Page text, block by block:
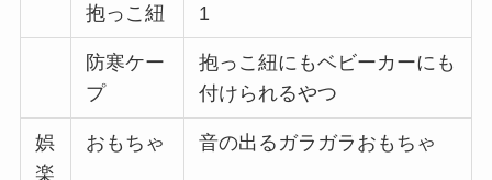
抱っこ紐 1
防寒ケー
プ
抱っこ紐にもベビーカーにも
付けられるやつ
娯
楽
おもちゃ 音の出るガラガラおもちゃ